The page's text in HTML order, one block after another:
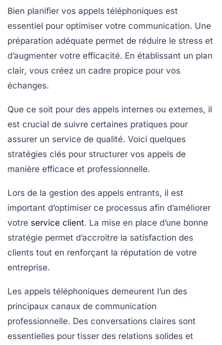
Bien planifier vos appels téléphoniques est
essentiel pour optimiser votre communication. Une
préparation adéquate permet de réduire le stress et
d’augmenter votre efficacité. En établissant un plan
clair, vous créez un cadre propice pour vos
échanges.
Que ce soit pour des appels internes ou externes, il
est crucial de suivre certaines pratiques pour
assurer un service de qualité. Voici quelques
stratégies clés pour structurer vos appels de
manière efficace et professionnelle.
Lors de la gestion des appels entrants, il est
important d’optimiser ce processus afin d’améliorer
votre service client. La mise en place d’une bonne
stratégie permet d’accroitre la satisfaction des
clients tout en renforçant la réputation de votre
entreprise.
Les appels téléphoniques demeurent l’un des
principaux canaux de communication
professionnelle. Des conversations claires sont
essentielles pour tisser des relations solides et